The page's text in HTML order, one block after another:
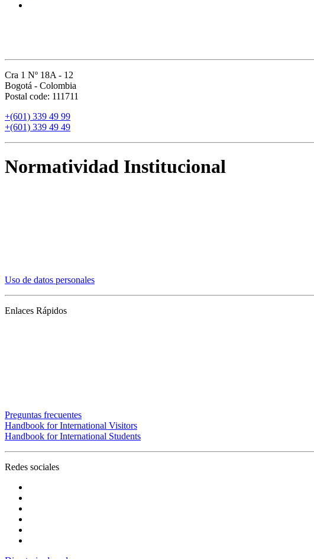
Cra 1 Nº 18A - 12
Bogotá - Colombia
Postal code: 111711
+(601) 339 49 99
+(601) 339 49 49
Normatividad Institucional
Uso de datos personales
Enlaces Rápidos
Preguntas frecuentes
Handbook for International Visitors
Handbook for International Students
Redes sociales